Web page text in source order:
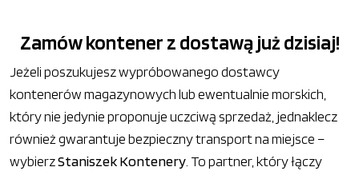
Zamów kontener z dostawą już dzisiaj!
Jeżeli poszukujesz wypróbowanego dostawcy
kontenerów magazynowych lub ewentualnie morskich,
który nie jedynie proponuje uczciwą sprzedaż, jednaklecz
również gwarantuje bezpieczny transport na miejsce –
wybierzStaniszek Kontenery. To partner, który łączy